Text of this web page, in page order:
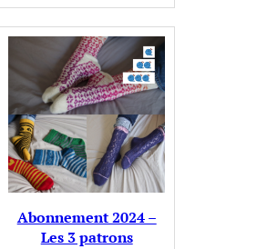
Abonnement 2024 –
Les 3 patrons